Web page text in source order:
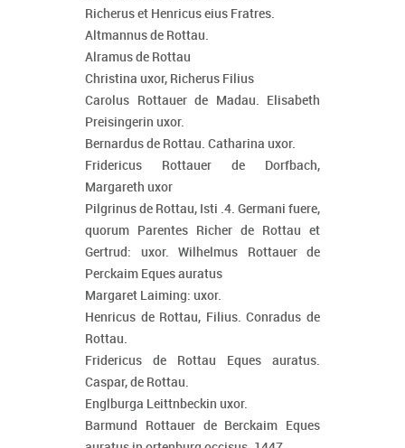
Richerus et Henricus eius Fratres.
Altmannus de Rottau.
Alramus de Rottau
Christina uxor, Richerus Filius
Carolus Rottauer de Madau. Elisabeth
Preisingerin uxor.
Bernardus de Rottau. Catharina uxor.
Fridericus Rottauer de Dorfbach,
Margareth uxor
Pilgrinus de Rottau, Isti .4. Germani fuere,
quorum Parentes Richer de Rottau et
Gertrud: uxor. Wilhelmus Rottauer de
Perckaim Eques auratus
Margaret Laiming: uxor.
Henricus de Rottau, Filius. Conradus de
Rottau.
Fridericus de Rottau Eques auratus.
Caspar, de Rottau.
Englburga Leittnbeckin uxor.
Barmund Rottauer de Berckaim Eques